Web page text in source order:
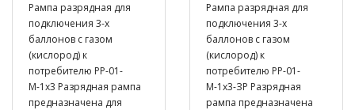
Рампа разрядная для
подключения 3-х
баллонов с газом
(кислород) к
потребителю РР-01-
М-1х3 Разрядная рампа
предназначена для
Рампа разрядная для
подключения 3-х
баллонов с газом
(кислород) к
потребителю РР-01-
М-1х3-ЗР Разрядная
рампа предназначена